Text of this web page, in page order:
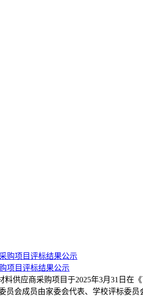
项目评标结果公示
供应商采购项目于2025年3月31日
员会成员由家委会代表、学校评标委